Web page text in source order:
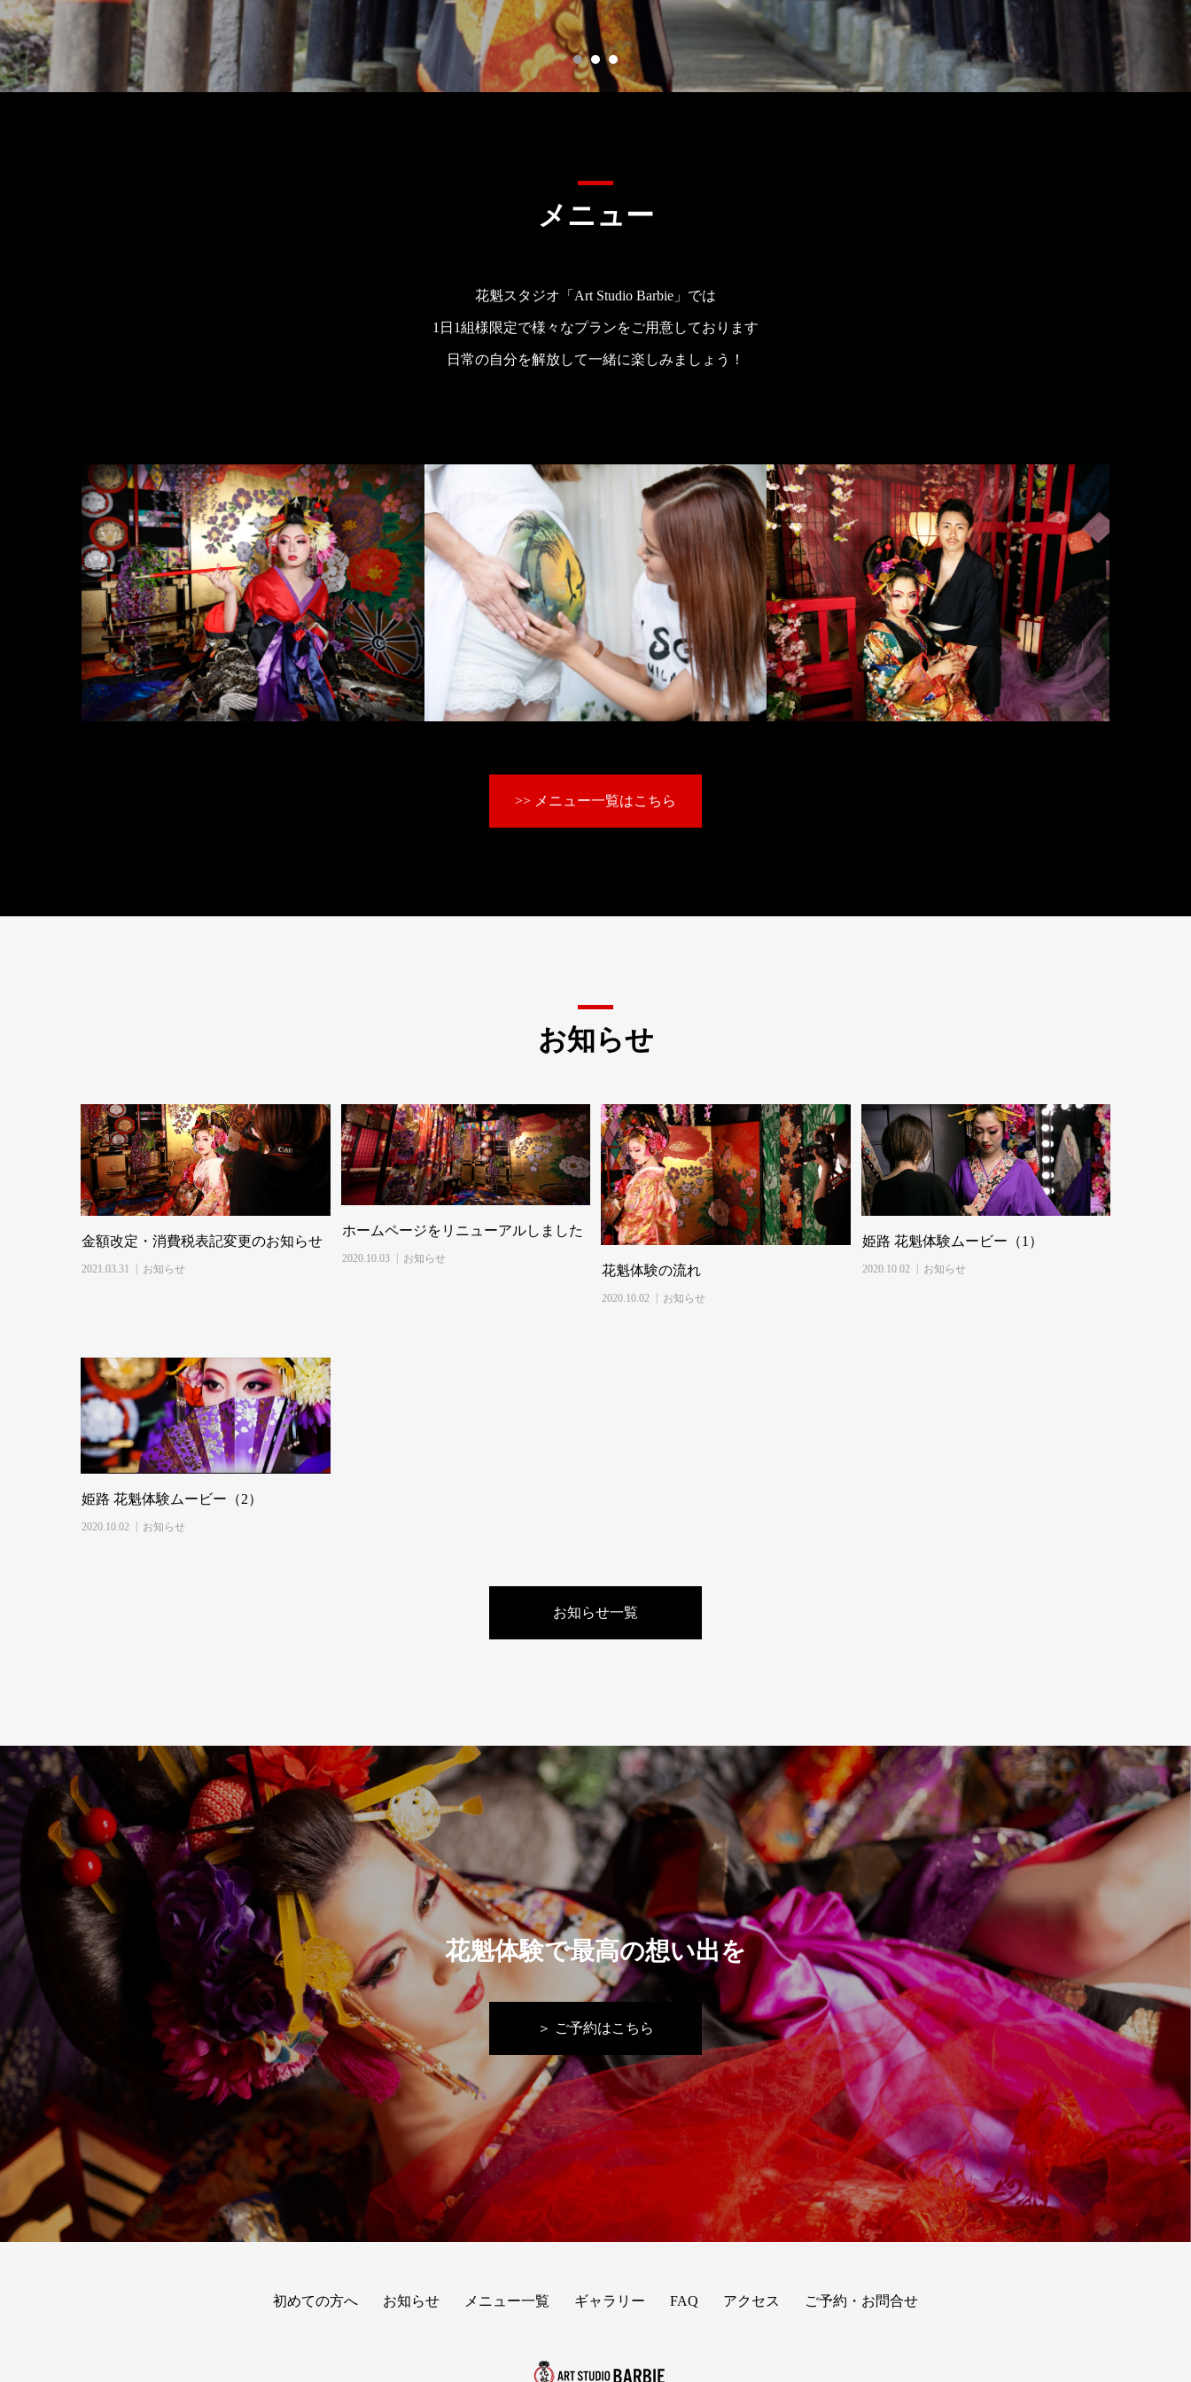
メニュー
花魁スタジオ「Art Studio Barbie」では
1日1組様限定で様々なプランをご用意しております
日常の自分を解放して一緒に楽しみましょう！
>> メニュー一覧はこちら
お知らせ
金額改定・消費税表記変更のお知らせ
2021.03.31 お知らせ
ホームページをリニューアルしました
2020.10.03 お知らせ
花魁体験の流れ
2020.10.02 お知らせ
姫路 花魁体験ムービー（1）
2020.10.02 お知らせ
姫路 花魁体験ムービー（2）
2020.10.02 お知らせ
お知らせ一覧
花魁体験で最高の想い出を
＞ ご予約はこちら
初めての方へ お知らせ メニュー一覧 ギャラリー FAQ アクセス ご予約・お問合せ